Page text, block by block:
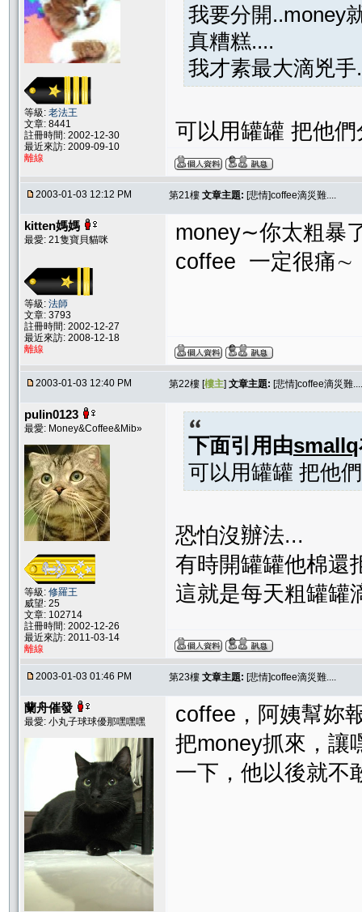
等級: 老法王
文章: 8441
註冊時間: 2002-12-30
最近來訪: 2009-09-10
離線
我要分開..money
真糟糕....
我才素最大滴兇手
可以用罐罐 把他
2003-01-03 12:12 PM 第21樓 文章主題: [悲情]coffee滴災難....
kitten媽媽
最愛: 21隻寶貝貓咪
等級: 法師
文章: 3793
註冊時間: 2002-12-27
最近來訪: 2008-12-18
離線
money∼你太粗暴
coffee 一定很痛∼
2003-01-03 12:40 PM 第22樓 [樓主] 文章主題: [悲情]coffee滴災難....
pulin0123
最愛: Money&Coffee&Mib»
等級: 修羅王
威望: 25
文章: 102714
註冊時間: 2002-12-26
最近來訪: 2011-03-14
離線
下面引用由smallq
可以用罐罐 把他
恐怕沒辦法...
有時開罐罐他棉還
這就是每天粗罐罐
2003-01-03 01:46 PM 第23樓 文章主題: [悲情]coffee滴災難....
蘭舟催發
最愛: 小丸子球球優那嘿嘿嘿
coffee，阿姨幫妳
把money抓來，讓
一下，他以後就